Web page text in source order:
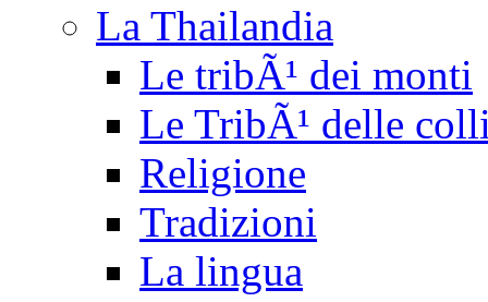
La Thailandia
Le tribÃ¹ dei monti
Le TribÃ¹ delle
Religione
Tradizioni
La lingua